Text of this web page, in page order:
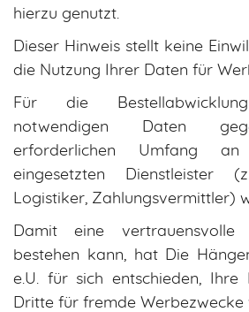
hierzu genutzt.
Dieser Hinweis stellt keine
die Nutzung Ihrer Daten für
Für die
notwendigen Daten
erforderlichen Umfang
eingesetzten Dienstleister
Logistiker, Zahlungsvermittler)
Damit eine vertrauensvolle
bestehen kann, hat Die
e.U. für sich entschieden, Ihre
Dritte für fremde Werbezwecke